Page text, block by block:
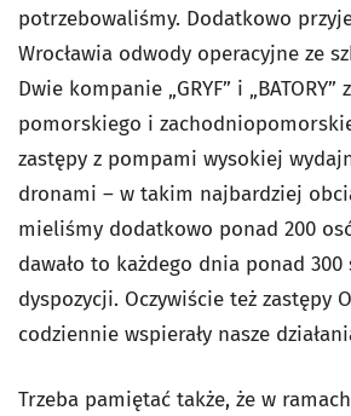
potrzebowaliśmy. Dodatkowo
Wrocławia odwody operacyjne ze
Dwie kompanie „GRYF” i
pomorskiego i
zastępy z pompami wysokiej
dronami – w takim najbardziej
mieliśmy dodatkowo ponad 200
dawało to każdego dnia ponad 300
dyspozycji. Oczywiście też zastępy
codziennie wspierały nasze
Trzeba pamiętać także, że w